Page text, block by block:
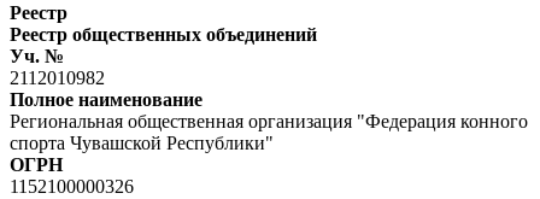
Реестр
Реестр общественных объединений
Уч. №
2112010982
Полное наименование
Региональная общественная организация "Федерация конного
спорта Чувашской Республики"
ОГРН
1152100000326